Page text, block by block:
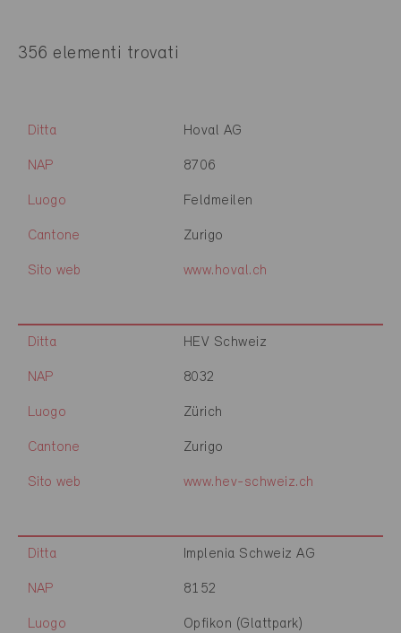
356 elementi trovati
Ditta Hoval AG
NAP 8706
Luogo Feldmeilen
Cantone Zurigo
Sito web www.hoval.ch
Ditta HEV Schweiz
NAP 8032
Luogo Zürich
Cantone Zurigo
Sito web www.hev-schweiz.ch
Ditta Implenia Schweiz AG
NAP 8152
Luogo Opfikon (Glattpark)